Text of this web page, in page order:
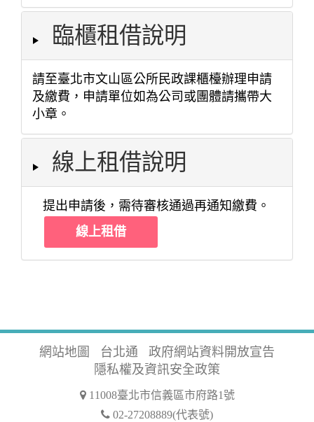
臨櫃租借說明
請至臺北市文山區公所民政課櫃檯辦理申請
及繳費，申請單位如為公司或團體請攜帶大
小章。
線上租借說明
提出申請後，需待審核通過再通知繳費。
線上租借
網站地圖 台北通
政府網站資料開放宣告
隱私權及資訊安全政策
11008臺北市信義區市府路1號
02-27208889(代表號)